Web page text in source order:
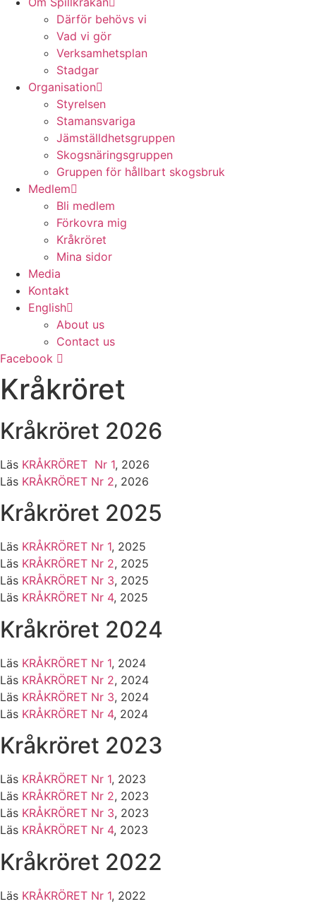
Därför behövs vi
Vad vi gör
Verksamhetsplan
Stadgar
Organisation
Styrelsen
Stamansvariga
Jämställdhetsgruppen
Skogsnäringsgruppen
Gruppen för hållbart skogsbruk
Medlem
Bli medlem
Förkovra mig
Kråkröret
Mina sidor
Media
Kontakt
English
About us
Contact us
Facebook
Kråkröret
Kråkröret 2026
Läs KRÅKRÖRET Nr 1, 2026
Läs KRÅKRÖRET Nr 2, 2026
Kråkröret 2025
Läs KRÅKRÖRET Nr 1, 2025
Läs KRÅKRÖRET Nr 2, 2025
Läs KRÅKRÖRET Nr 3, 2025
Läs KRÅKRÖRET Nr 4, 2025
Kråkröret 2024
Läs KRÅKRÖRET Nr 1, 2024
Läs KRÅKRÖRET Nr 2, 2024
Läs KRÅKRÖRET Nr 3, 2024
Läs KRÅKRÖRET Nr 4, 2024
Kråkröret 2023
Läs KRÅKRÖRET Nr 1, 2023
Läs KRÅKRÖRET Nr 2, 2023
Läs KRÅKRÖRET Nr 3, 2023
Läs KRÅKRÖRET Nr 4, 2023
Kråkröret 2022
Läs KRÅKRÖRET Nr 1, 2022